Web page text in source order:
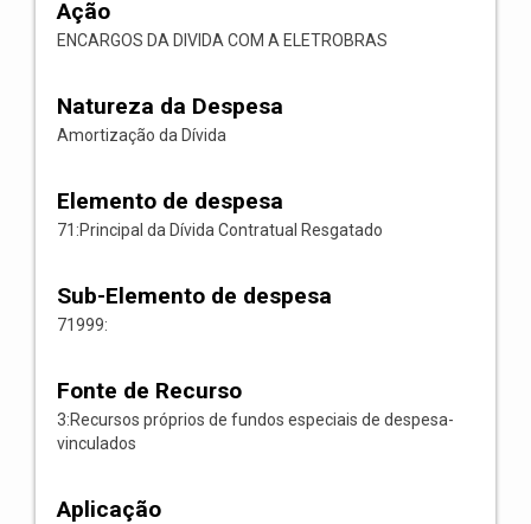
Ação
ENCARGOS DA DIVIDA COM A ELETROBRAS
Natureza da Despesa
Amortização da Dívida
Elemento de despesa
71:Principal da Dívida Contratual Resgatado
Sub-Elemento de despesa
71999:
Fonte de Recurso
3:Recursos próprios de fundos especiais de despesa-
vinculados
Aplicação